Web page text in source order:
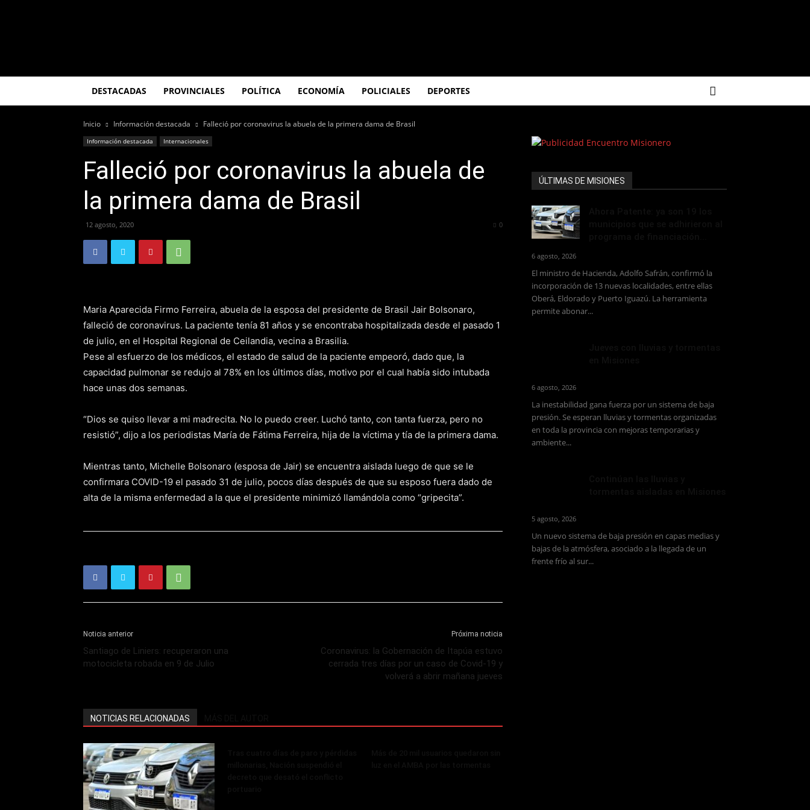
DESTACADAS PROVINCIALES POLÍTICA ECONOMÍA POLICIALES DEPORTES
Inicio Información destacada Falleció por coronavirus la abuela de la primera dama de Brasil
Información destacada Internacionales
Falleció por coronavirus la abuela de
la primera dama de Brasil
12 agosto, 2020 0
Maria Aparecida Firmo Ferreira, abuela de la esposa del presidente de Brasil Jair Bolsonaro,
falleció de coronavirus. La paciente tenía 81 años y se encontraba hospitalizada desde el pasado 1
de julio, en el Hospital Regional de Ceilandia, vecina a Brasilia.
Pese al esfuerzo de los médicos, el estado de salud de la paciente empeoró, dado que, la
capacidad pulmonar se redujo al 78% en los últimos días, motivo por el cual había sido intubada
hace unas dos semanas.
“Dios se quiso llevar a mi madrecita. No lo puedo creer. Luchó tanto, con tanta fuerza, pero no
resistió”, dijo a los periodistas María de Fátima Ferreira, hija de la víctima y tía de la primera dama.
Mientras tanto, Michelle Bolsonaro (esposa de Jair) se encuentra aislada luego de que se le
confirmara COVID-19 el pasado 31 de julio, pocos días después de que su esposo fuera dado de
alta de la misma enfermedad a la que el presidente minimizó llamándola como “gripecita”.
Noticia anterior
Santiago de Liniers: recuperaron una
motocicleta robada en 9 de Julio
Próxima noticia
Coronavirus: la Gobernación de Itapúa estuvo
cerrada tres días por un caso de Covid-19 y
volverá a abrir mañana jueves
NOTICIAS RELACIONADAS
ÚLTIMAS DE MISIONES
6 agosto, 2026
El ministro de Hacienda, Adolfo Safrán, confirmó la
incorporación de 13 nuevas localidades, entre ellas
Oberá, Eldorado y Puerto Iguazú. La herramienta
permite abonar...
6 agosto, 2026
La inestabilidad gana fuerza por un sistema de baja
presión. Se esperan lluvias y tormentas organizadas
en toda la provincia con mejoras temporarias y
ambiente...
5 agosto, 2026
Un nuevo sistema de baja presión en capas medias y
bajas de la atmósfera, asociado a la llegada de un
frente frío al sur...